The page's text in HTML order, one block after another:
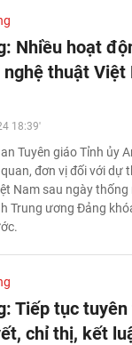
Nhiều hoạt
nghệ thuật
18:39'
Tuyên giáo Tỉnh ủy
đơn vị đối với dự
Nam sau ngày
Trung ương Đảng
Tiếp tục
chỉ thị, kết